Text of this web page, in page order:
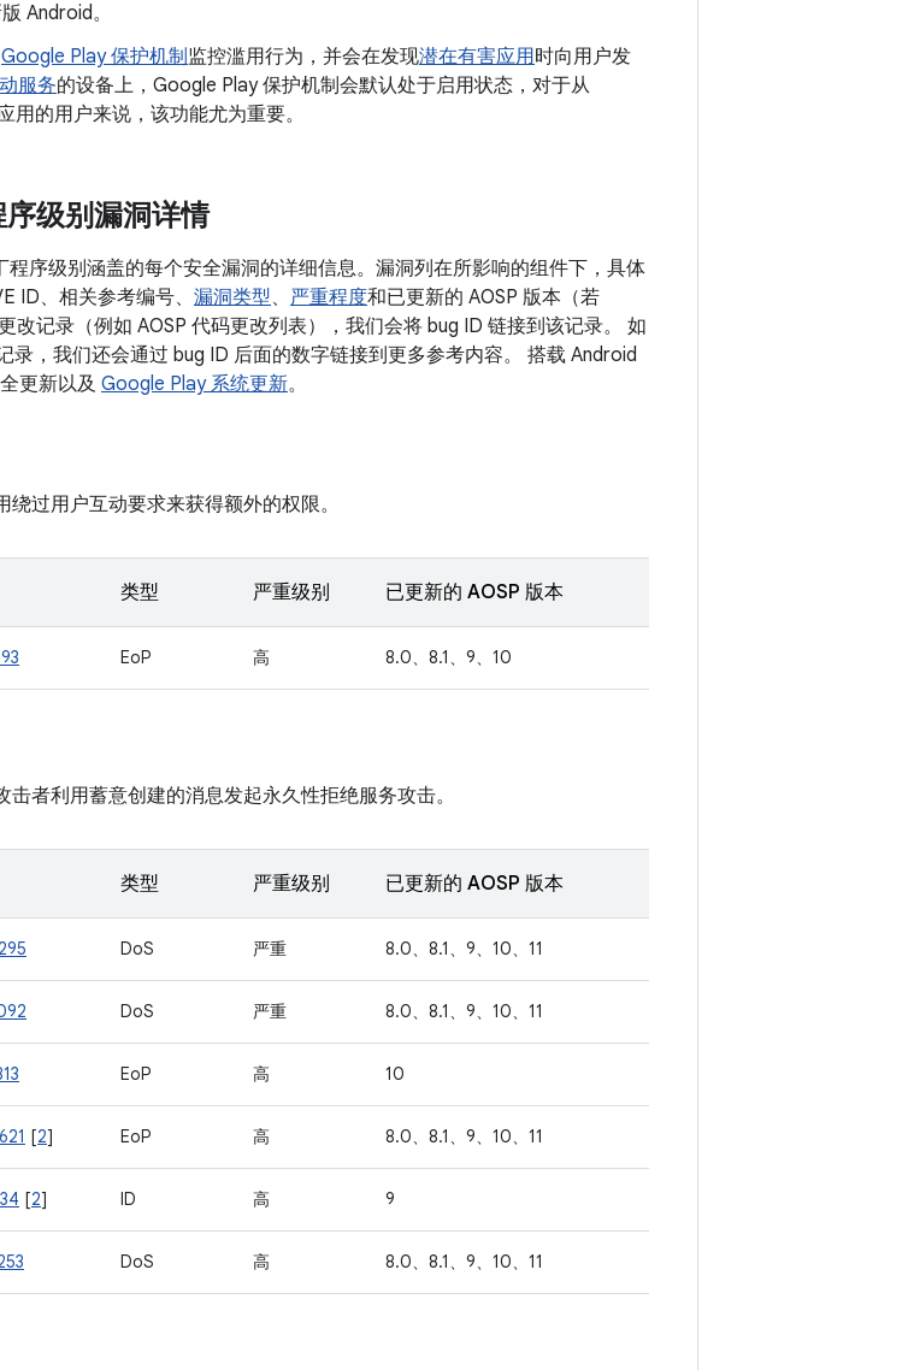
Android。
Google Play 保护机制监控滥用行为，并会在发现潜在有害应用时向用户发
服务的设备上，Google Play 保护机制会默认处于启用状态，对于从
用的用户来说，该功能尤为重要。
级别漏洞详情
序级别涵盖的每个安全漏洞的详细信息。漏洞列在所影响的组件下，具体
ID、相关参考编号、 漏洞类型、 严重程度和已更新的 AOSP 版本（若
改记录（例如 AOSP 代码更改列表），我们会将 bug ID 链接到该记录。 如
录，我们还会通过 bug ID 后面的数字链接到更多参考内容。 搭载 Android
更新以及 Google Play 系统更新。
过用户互动要求来获得额外的权限。
类型 严重级别 已更新的 AOSP 版本
EoP 高 8.0、8.1、9、10
者利用蓄意创建的消息发起永久性拒绝服务攻击。
类型 严重级别 已更新的 AOSP 版本
DoS 严重 8.0、8.1、9、10、11
DoS 严重 8.0、8.1、9、10、11
EoP 高 10
[2] EoP 高 8.0、8.1、9、10、11
[2] ID 高 9
DoS 高 8.0、8.1、9、10、11